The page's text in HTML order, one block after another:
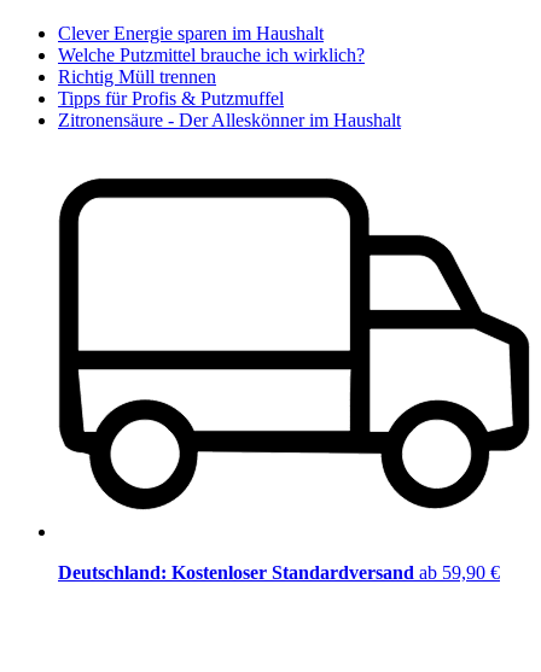
Clever Energie sparen im Haushalt
Welche Putzmittel brauche ich wirklich?
Richtig Müll trennen
Tipps für Profis & Putzmuffel
Zitronensäure - Der Alleskönner im Haushalt
Deutschland: Kostenloser Standardversand ab 59,90 €